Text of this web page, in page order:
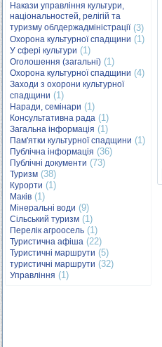
Накази управління культури,
національностей, релігій та
туризму облдержадміністрації(3)
Охорона культурної спадщини (1)
У сфері культури (1)
Оголошення (загальні) (1)
Охорона культурної спадщини (4)
Заходи з охорони культурної
спадщини (1)
Наради, семінари (1)
Консультативна рада (1)
Загальна інформація (1)
Пам'ятки культурної спадщини (1)
Публічна інформація (36)
Публічні документи (73)
Туризм (38)
Курорти (1)
Маків (1)
Мінеральні води (9)
Сільський туризм (1)
Перелік агроосель (1)
Туристична афіша (22)
Туристичні маршрути (5)
туристичні маршрути (32)
Управління (1)